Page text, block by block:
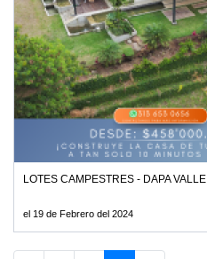
LOTES CAMPESTRES - DAPA
el 19 de Febrero del 2024